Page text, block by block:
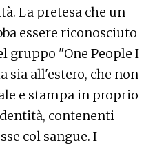
La pretesa che un
essere riconosciuto
gruppo "One People I
sia all'estero, che non
e stampa in proprio
contenenti
col sangue. I